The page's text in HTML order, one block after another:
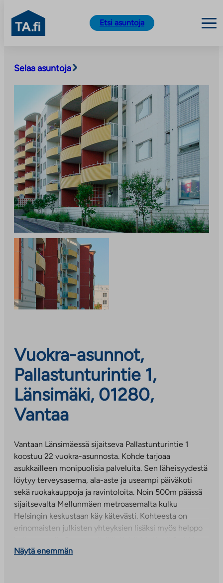
sisältöön
TA.fi
Etsi asuntoja
Selaa asuntoja
Vuokra-asunnot,
Pallastunturintie 1,
Länsimäki, 01280,
Vantaa
Vantaan Länsimäessä sijaitseva Pallastunturintie 1
koostuu 22 vuokra-asunnosta. Kohde tarjoaa
asukkailleen monipuolisia palveluita. Sen läheisyydestä
löytyy terveysasema, ala-aste ja useampi päiväkoti
sekä ruokakauppoja ja ravintoloita. Noin 500m päässä
sijaitsevalta Mellunmäen metroasemalta kulku
Helsingin keskustaan käy kätevästi. Kohteesta on
erinomaisten julkisten yhteyksien lisäksi myös helppo
Näytä enemmän